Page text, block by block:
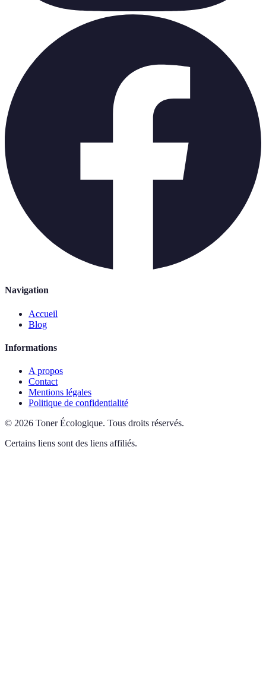
Navigation
Accueil
Blog
Informations
A propos
Contact
Mentions légales
Politique de confidentialité
© 2026 Toner Écologique. Tous droits réservés.
Certains liens sont des liens affiliés.